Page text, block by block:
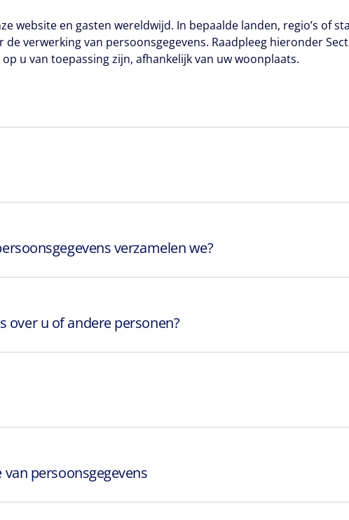
website en gasten wereldwijd. In bepaalde landen, regio’s of
verwerking van persoonsgegevens. Raadpleeg hieronder
u van toepassing zijn, afhankelijk van uw woonplaats.
verzamelen we?
over u of andere personen?
persoonsgegevens